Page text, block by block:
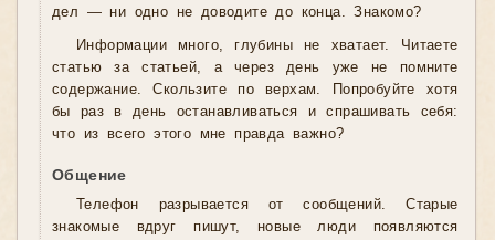
дел — ни одно не доводите до конца. Знакомо?
Информации много, глубины не хватает. Читаете
статью за статьей, а через день уже не помните
содержание. Скользите по верхам. Попробуйте хотя
бы раз в день останавливаться и спрашивать себя:
что из всего этого мне правда важно?
Общение
Телефон разрывается от сообщений. Старые
знакомые вдруг пишут, новые люди появляются